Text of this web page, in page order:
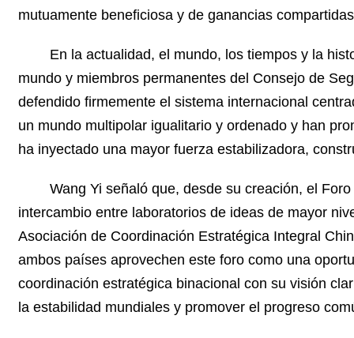
mutuamente beneficiosa y de ganancias
En la actualidad, el mundo, los tiempos y la
mundo y miembros permanentes del Consejo de
defendido firmemente el sistema internacional
un mundo multipolar igualitario y ordenado y han
ha inyectado una mayor fuerza estabilizadora,
Wang Yi señaló que, desde su creación, el
intercambio entre laboratorios de ideas de mayor
Asociación de Coordinación Estratégica Integral
ambos países aprovechen este foro como una
coordinación estratégica binacional con su visión
la estabilidad mundiales y promover el progreso